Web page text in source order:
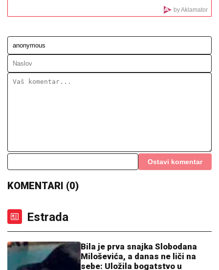
DOJURIO NA BICIKLI, PA PUCAO U
KUĆU SRPSKOG BIZNISMENA!Grk
Nemačkoj: "Meci su probili prozor
Dramatični prizori sa lica mesta,
Bjelogrlić ne skidaju osmeh sa lica, a ona jednim
potezom OČARALA SVE
dana nakon što je VERIO DEVOJKU
Čestitke se nižu: "Biću tvoj oslonac i
sigurnost! Ti si prava osoba"